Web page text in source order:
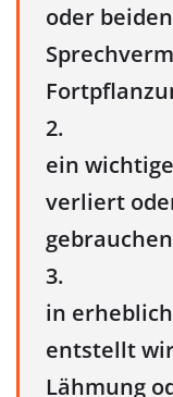
oder
2.
ein
verliert
3.
in
entstellt
Lähmung